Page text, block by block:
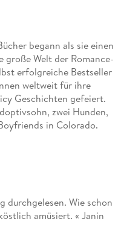
begann als sie einen
große Welt der Romance-
erfolgreiche Bestseller
weltweit für ihre
Geschichten gefeiert.
zwei Hunden,
in Colorado.
durchgelesen. Wie schon
amüsiert. « Janin